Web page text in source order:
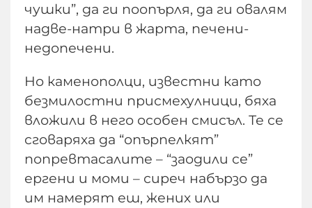
чушки”, да ги поопърля, да ги овалям
надве-натри в жарта, печени-
недопечени.
Но каменополци, известни като
безмилостни присмехулници, бяха
вложили в него особен смисъл. Те се
сговаряха да “опърпелкят”
попревтасалите – “заодили се”
ергени и моми – сиреч набързо да
им намерят еш, жених или